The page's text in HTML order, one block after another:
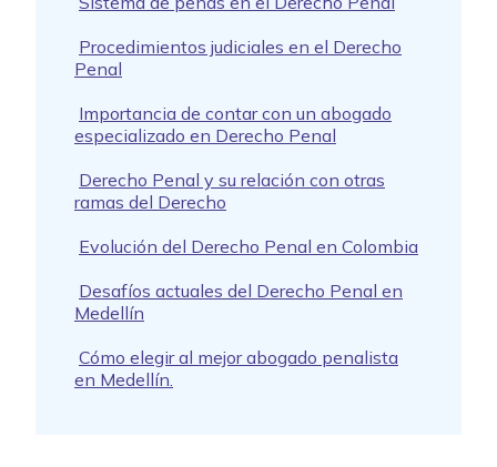
Procedimientos judiciales en el Derecho
Penal
Importancia de contar con un abogado
especializado en Derecho Penal
Derecho Penal y su relación con otras
ramas del Derecho
Evolución del Derecho Penal en Colombia
Desafíos actuales del Derecho Penal en
Medellín
Cómo elegir al mejor abogado penalista
en Medellín.